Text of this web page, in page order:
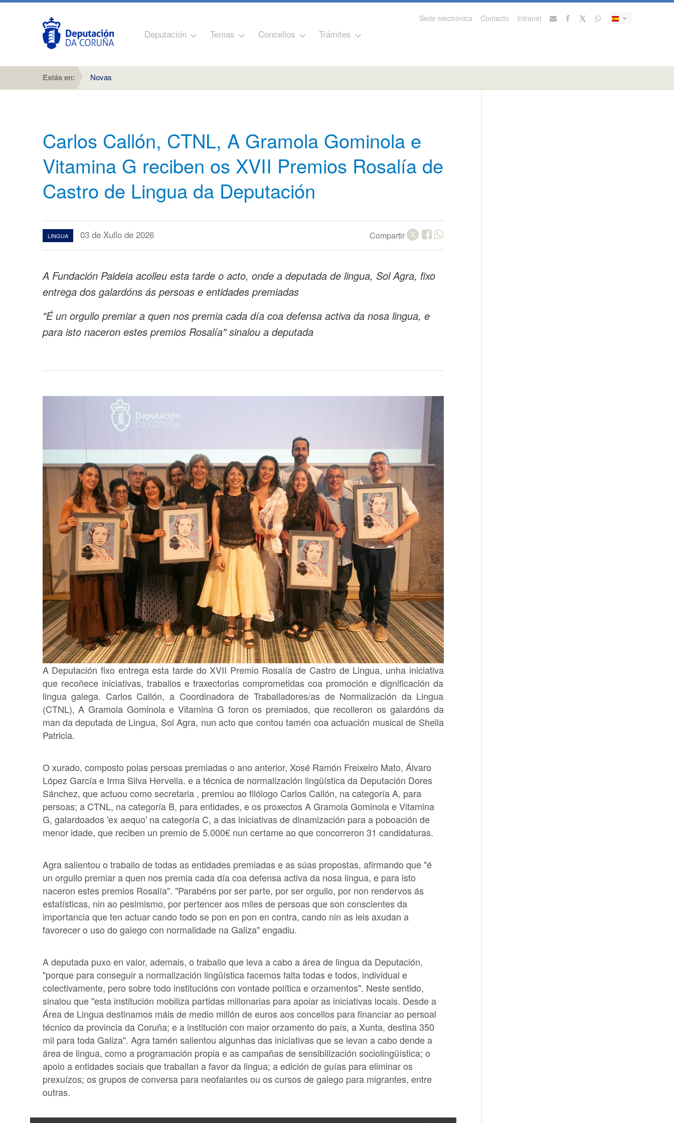
Sede electrónica Contacto Intranet
Deputación Temas Concellos Trámites
Estás en: Novas
Carlos Callón, CTNL, A Gramola Gominola e
Vitamina G reciben os XVII Premios Rosalía de
Castro de Lingua da Deputación
LINGUA 03 de Xullo de 2026 Compartir
A Fundación Paideia acolleu esta tarde o acto, onde a deputada de lingua, Sol Agra, fixo
entrega dos galardóns ás persoas e entidades premiadas
"É un orgullo premiar a quen nos premia cada día coa defensa activa da nosa lingua, e
para isto naceron estes premios Rosalía" sinalou a deputada
A Deputación fixo entrega esta tarde do XVII Premio Rosalía de Castro de Lingua, unha iniciativa
que recoñece iniciativas, traballos e traxectorias comprometidas coa promoción e dignificación da
lingua galega. Carlos Callón, a Coordinadora de Traballadores/as de Normalización da Lingua
(CTNL), A Gramola Gominola e Vitamina G foron os premiados, que recolleron os galardóns da
man da deputada de Lingua, Sol Agra, nun acto que contou tamén coa actuación musical de Sheila
Patricia.
O xurado, composto polas persoas premiadas o ano anterior, Xosé Ramón Freixeiro Mato, Álvaro
López García e Irma Silva Hervella. e a técnica de normalización lingüística da Deputación Dores
Sánchez, que actuou como secretaria , premiou ao filólogo Carlos Callón, na categoría A, para
persoas; a CTNL, na categoría B, para entidades, e os proxectos A Gramola Gominola e Vitamina
G, galardoados 'ex aequo' na categoría C, a das iniciativas de dinamización para a poboación de
menor idade, que reciben un premio de 5.000€ nun certame ao que concorreron 31 candidaturas.
Agra salientou o traballo de todas as entidades premiadas e as súas propostas, afirmando que "é
un orgullo premiar a quen nos premia cada día coa defensa activa da nosa lingua, e para isto
naceron estes premios Rosalía". "Parabéns por ser parte, por ser orgullo, por non rendervos ás
estatísticas, nin ao pesimismo, por pertencer aos miles de persoas que son conscientes da
importancia que ten actuar cando todo se pon en pon en contra, cando nin as leis axudan a
favorecer o uso do galego con normalidade na Galiza" engadiu.
A deputada puxo en valor, ademais, o traballo que leva a cabo a área de lingua da Deputación,
"porque para conseguir a normalización lingüística facemos falta todas e todos, individual e
colectivamente, pero sobre todo institucións con vontade política e orzamentos". Neste sentido,
sinalou que "esta institución mobiliza partidas millonarias para apoiar as iniciativas locais. Desde a
Área de Lingua destinamos máis de medio millón de euros aos concellos para financiar ao persoal
técnico da provincia da Coruña; e a institución con maior orzamento do país, a Xunta, destina 350
mil para toda Galiza". Agra tamén salientou algunhas das iniciativas que se levan a cabo dende a
área de lingua, como a programación propia e as campañas de sensibilización sociolingüística; o
apoio a entidades sociais que traballan a favor da lingua; a edición de guías para eliminar os
prexuízos; os grupos de conversa para neofalantes ou os cursos de galego para migrantes, entre
outras.